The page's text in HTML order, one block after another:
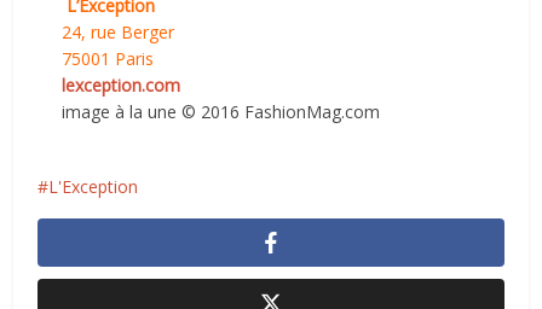
L’Exception
24, rue Berger
75001 Paris
lexception.com
image à la une © 2016 FashionMag.com
L'Exception